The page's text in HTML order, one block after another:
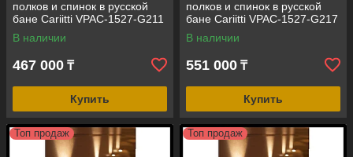
полков и спинок в русской
бане Cariitti VPAC-1527-G211
(стекловолокно,10+1 точка,16
Вт)
В наличии
467 000 ₸
Купить
полков и спинок в русской
бане Cariitti VPAC-1527-G217
(стекловолокно,16+1 точка,16
Вт)
В наличии
551 000 ₸
Купить
Топ продаж Топ продаж